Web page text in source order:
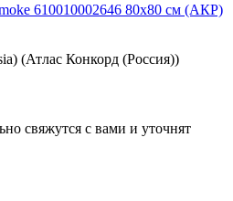
610010002646 80x80 см (АКР)
(Атлас Конкорд (Россия))
свяжутся с вами и уточнят